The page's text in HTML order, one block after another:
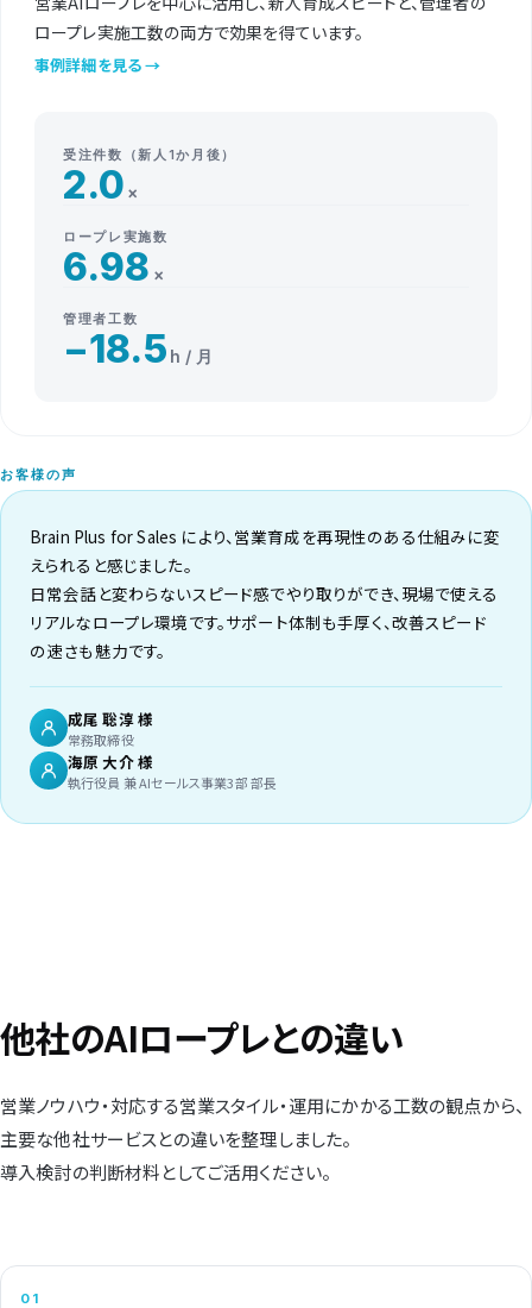
ロープレ実施工数の両方で効果を得ています。
事例詳細を見る →
受注件数（新人1か月後）
2.0 ×
ロープレ実施数
6.98 ×
管理者工数
−18.5 h / 月
お客様の声
Brain Plus for Sales により、営業育成を再現性のある仕組みに変
えられると感じました。
日常会話と変わらないスピード感でやり取りができ、現場で使える
リアルなロープレ環境です。サポート体制も手厚く、改善スピード
の速さも魅力です。
成尾 聡淳 様
常務取締役
海原 大介 様
執行役員 兼 AIセールス事業3部 部長
他社のAIロープレとの違い
営業ノウハウ・対応する営業スタイル・運用にかかる工数の観点から、
主要な他社サービスとの違いを整理しました。
導入検討の判断材料としてご活用ください。
01